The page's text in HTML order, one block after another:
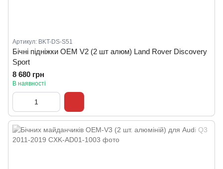
Артикул: BKT-DS-S51
Бічні підніжки OEM V2 (2 шт алюм) Land Rover Discovery
Sport
8 680 грн
В наявності